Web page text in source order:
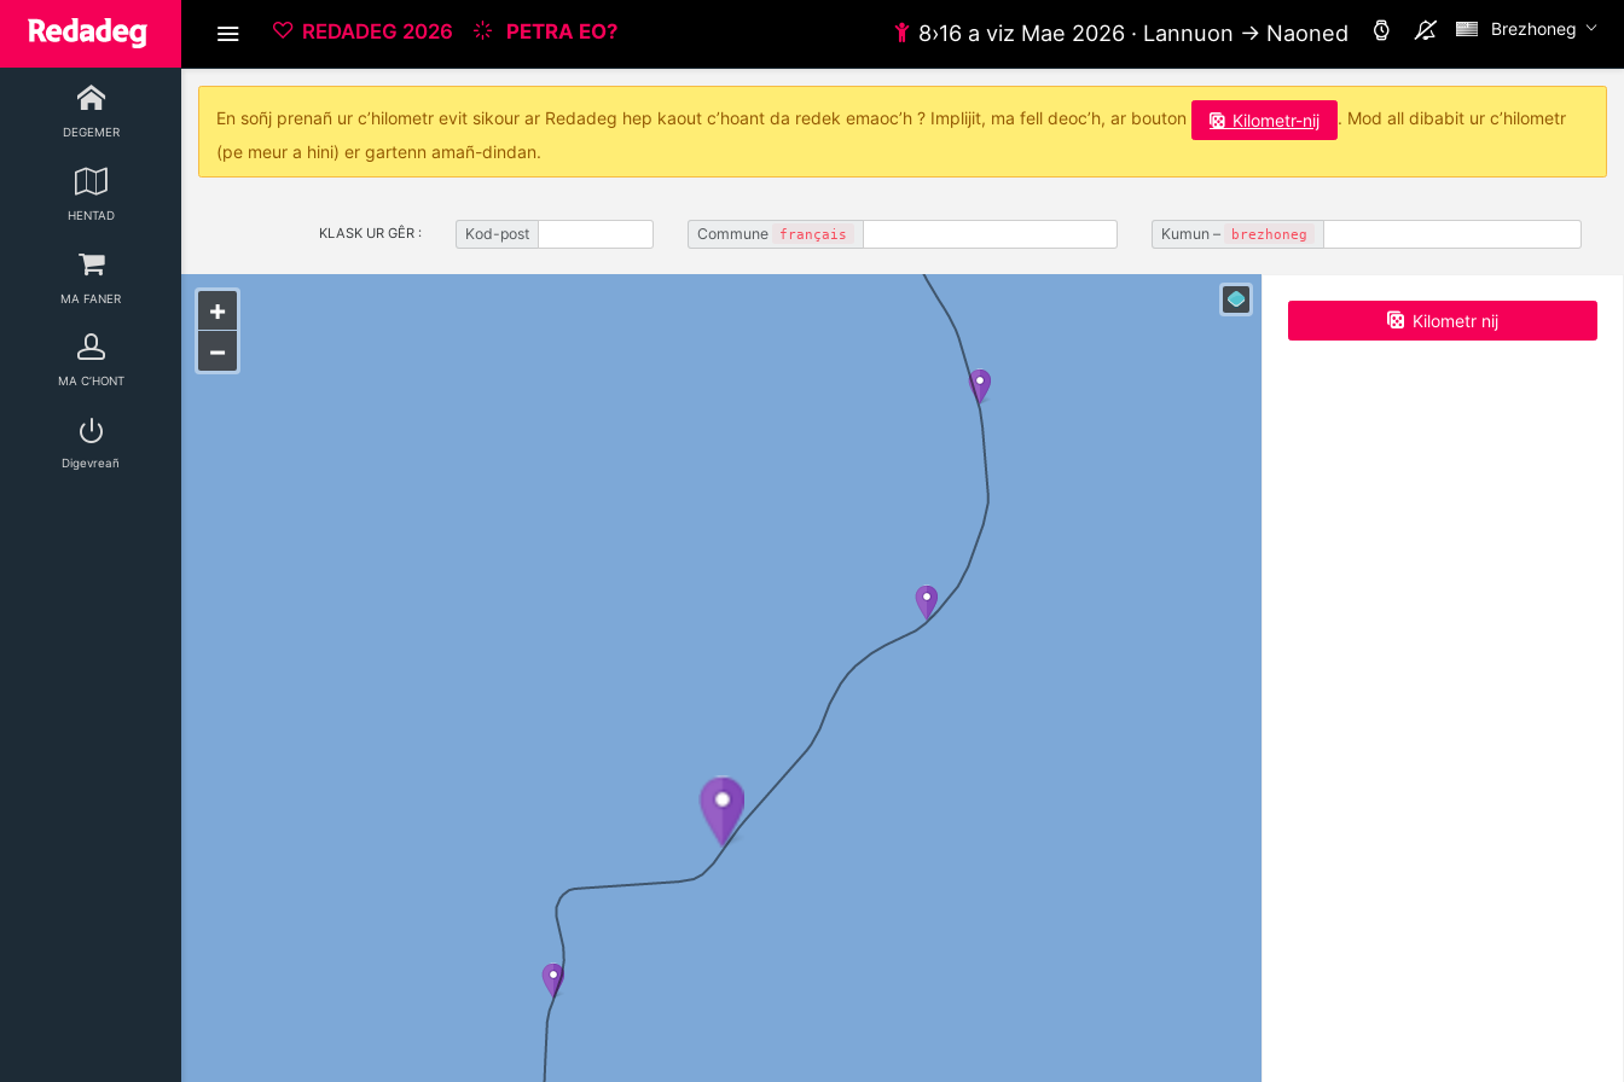
REDADEG 2026 PETRA EO? 8›16 a viz Mae 2026 · Lannuon → Naoned Brezhoneg
DEGEMER
HENTAD
MA FANER
MA C’HONT
Digevreañ
En soñj prenañ ur c’hilometr evit sikour ar Redadeg hep kaout c’hoant da redek emaoc’h ? Implijit, ma fell deoc’h, ar bouton Kilometr-nij
. Mod all dibabit ur c’hilometr
(pe meur a hini) er gartenn amañ-dindan.
KLASK UR GÊR : Kod-post Commune français Kumun – brezhoneg
+
−
Kilometr nij